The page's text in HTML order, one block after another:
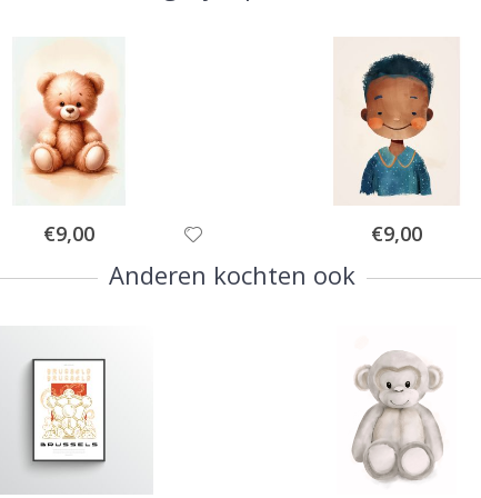
Special
Price
€9,00 Special
Price
€9,00
Anderen kochten ook